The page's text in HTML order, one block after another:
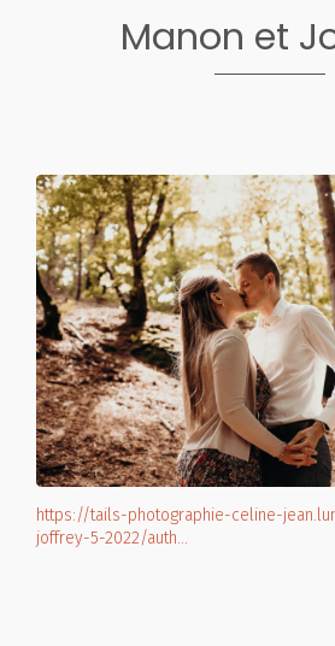
Manon et
https://tails-photographie-celine-
joffrey-5-2022/auth…